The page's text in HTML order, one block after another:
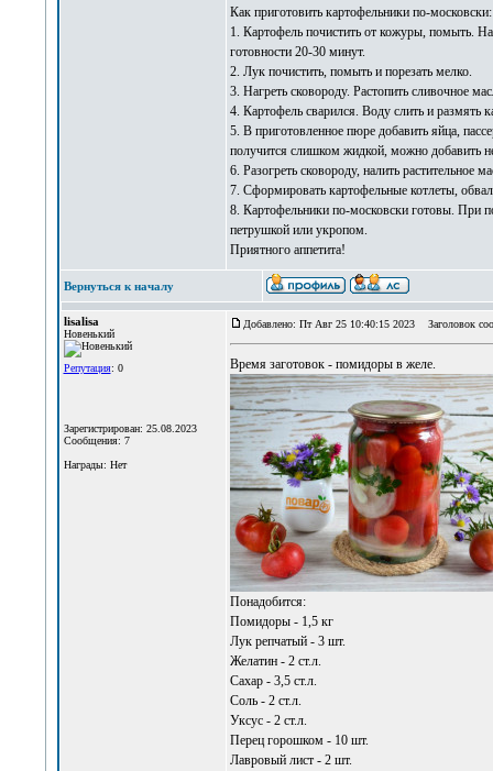
Как приготовить картофельники по-московски:
1. Картофель почистить от кожуры, помыть.
готовности 20-30 минут.
2. Лук почистить, помыть и порезать мелко.
3. Нагреть сковороду. Растопить сливочное
4. Картофель сварился. Воду слить и размять
5. В приготовленное пюре добавить яйца,
получится слишком жидкой, можно добавить
6. Разогреть сковороду, налить растительное
7. Сформировать картофельные котлеты,
8. Картофельники по-московски готовы. При
петрушкой или укропом.
Приятного аппетита!
Вернуться к началу
lisalisa
Новенький
Репутация: 0
Зарегистрирован: 25.08.2023
Сообщения: 7
Награды: Нет
Добавлено: Пт Авг 25 10:40:15 2023 Заголовок
Время заготовок - помидоры в желе.
Понадобится:
Помидоры - 1,5 кг
Лук репчатый - 3 шт.
Желатин - 2 ст.л.
Сахар - 3,5 ст.л.
Соль - 2 ст.л.
Уксус - 2 ст.л.
Перец горошком - 10 шт.
Лавровый лист - 2 шт.